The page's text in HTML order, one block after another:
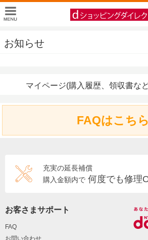
お知らせ
マイページ(購入履歴、領収書な
FAQはこちら
充実の延長補償
購入金額内で 何度でも修理
お客さまサポート
FAQ
お問い合わせ